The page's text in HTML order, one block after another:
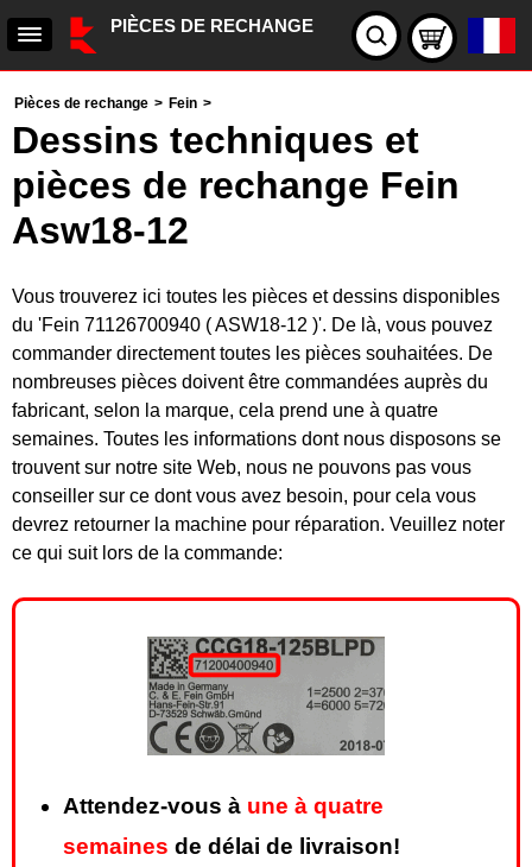
PIÈCES DE RECHANGE
Pièces de rechange > Fein >
Dessins techniques et
pièces de rechange Fein
Asw18-12
Vous trouverez ici toutes les pièces et dessins disponibles
du 'Fein 71126700940 ( ASW18-12 )'. De là, vous pouvez
commander directement toutes les pièces souhaitées. De
nombreuses pièces doivent être commandées auprès du
fabricant, selon la marque, cela prend une à quatre
semaines. Toutes les informations dont nous disposons se
trouvent sur notre site Web, nous ne pouvons pas vous
conseiller sur ce dont vous avez besoin, pour cela vous
devrez retourner la machine pour réparation. Veuillez noter
ce qui suit lors de la commande:
Attendez-vous à une à quatre
semaines de délai de livraison!